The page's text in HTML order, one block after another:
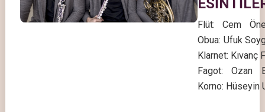
Flüt: Cem
Obua: Ufuk
Klarnet: Kıvanç
Fagot: Ozan
Korno: Hüseyin